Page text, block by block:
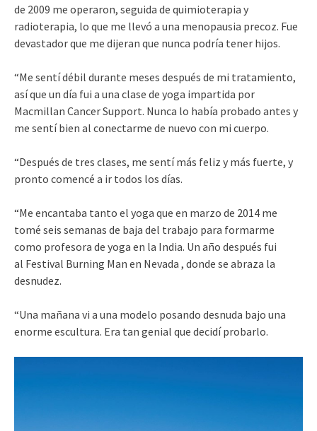
de 2009 me operaron, seguida de quimioterapia y
radioterapia, lo que me llevó a una menopausia precoz. Fue
devastador que me dijeran que nunca podría tener hijos.
“Me sentí débil durante meses después de mi tratamiento,
así que un día fui a una clase de yoga impartida por
Macmillan Cancer Support. Nunca lo había probado antes y
me sentí bien al conectarme de nuevo con mi cuerpo.
“Después de tres clases, me sentí más feliz y más fuerte, y
pronto comencé a ir todos los días.
“Me encantaba tanto el yoga que en marzo de 2014 me
tomé seis semanas de baja del trabajo para formarme
como profesora de yoga en la India. Un año después fui
al Festival Burning Man en Nevada , donde se abraza la
desnudez.
“Una mañana vi a una modelo posando desnuda bajo una
enorme escultura. Era tan genial que decidí probarlo.